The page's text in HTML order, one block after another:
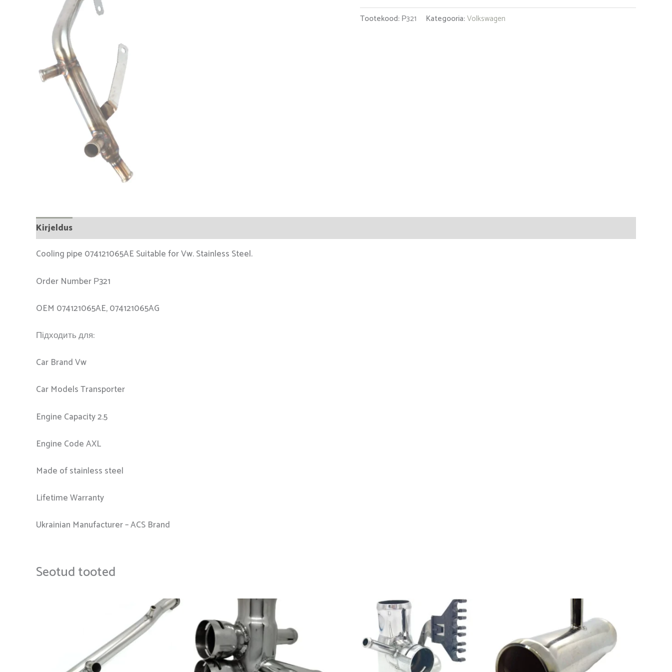
Tootekood: Р321 Kategooria:Volkswagen
Kirjeldus
Cooling pipe 074121065AE Suitable for Vw. Stainless Steel.
Order Number Р321
OEM 074121065AE, 074121065AG
Підходить для:
Car Brand Vw
Car Models Transporter
Engine Capacity 2.5
Engine Code AXL
Made of stainless steel
Lifetime Warranty
Ukrainian Manufacturer – ACS Brand
Seotud tooted